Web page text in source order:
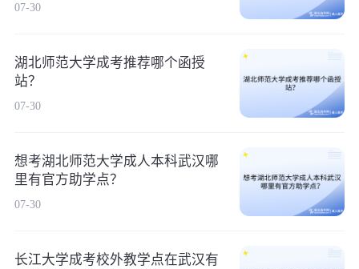
07-30
湖北师范大学成考推荐哪个函授
站？
07-30
想考湖北师范大学成人本科武汉哪
里有官方助学点？
07-30
长江大学成考校外教学点在武汉有